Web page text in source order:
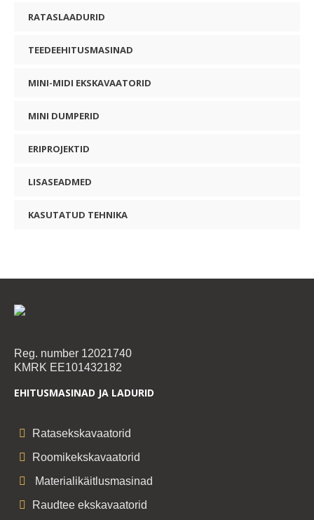
RATASLAADURID
TEEDEEHITUSMASINAD
MINI-MIDI EKSKAVAATORID
MINI DUMPERID
ERIPROJEKTID
LISASEADMED
KASUTATUD TEHNIKA
Reg. number 12021740
KMRK EE101432182
EHITUSMASINAD JA LADURID
Ratasekskavaatorid
Roomikekskavaatorid
Materialikäitlusmasinad
Raudtee ekskavaatorid